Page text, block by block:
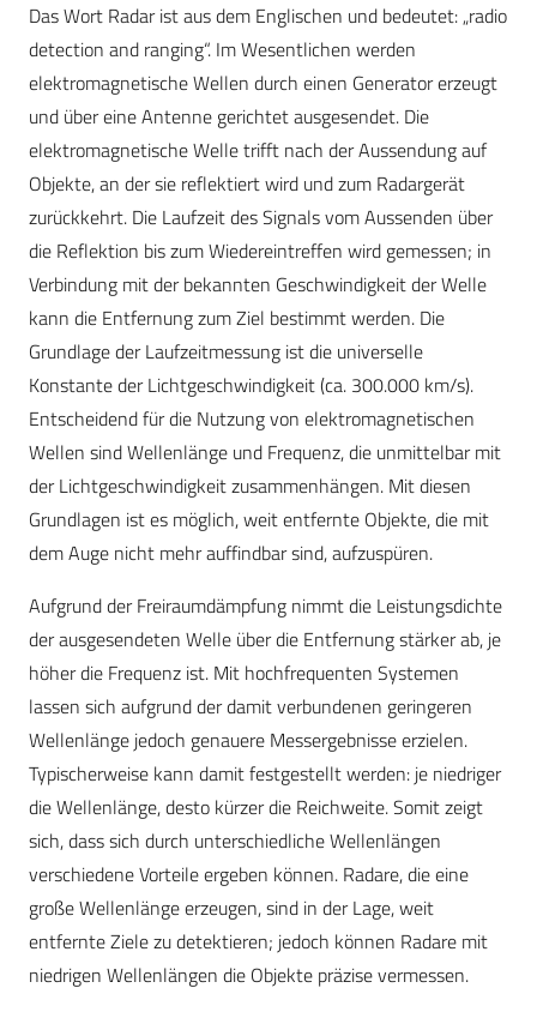
Das Wort Radar ist aus dem Englischen und bedeutet: „radio
detection and ranging“. Im Wesentlichen werden
elektromagnetische Wellen durch einen Generator erzeugt
und über eine Antenne gerichtet ausgesendet. Die
elektromagnetische Welle trifft nach der Aussendung auf
Objekte, an der sie reflektiert wird und zum Radargerät
zurückkehrt. Die Laufzeit des Signals vom Aussenden über
die Reflektion bis zum Wiedereintreffen wird gemessen; in
Verbindung mit der bekannten Geschwindigkeit der Welle
kann die Entfernung zum Ziel bestimmt werden. Die
Grundlage der Laufzeitmessung ist die universelle
Konstante der Lichtgeschwindigkeit (ca. 300.000 km/s).
Entscheidend für die Nutzung von elektromagnetischen
Wellen sind Wellenlänge und Frequenz, die unmittelbar mit
der Lichtgeschwindigkeit zusammenhängen. Mit diesen
Grundlagen ist es möglich, weit entfernte Objekte, die mit
dem Auge nicht mehr auffindbar sind, aufzuspüren.
Aufgrund der Freiraumdämpfung nimmt die Leistungsdichte
der ausgesendeten Welle über die Entfernung stärker ab, je
höher die Frequenz ist. Mit hochfrequenten Systemen
lassen sich aufgrund der damit verbundenen geringeren
Wellenlänge jedoch genauere Messergebnisse erzielen.
Typischerweise kann damit festgestellt werden: je niedriger
die Wellenlänge, desto kürzer die Reichweite. Somit zeigt
sich, dass sich durch unterschiedliche Wellenlängen
verschiedene Vorteile ergeben können. Radare, die eine
große Wellenlänge erzeugen, sind in der Lage, weit
entfernte Ziele zu detektieren; jedoch können Radare mit
niedrigen Wellenlängen die Objekte präzise vermessen.